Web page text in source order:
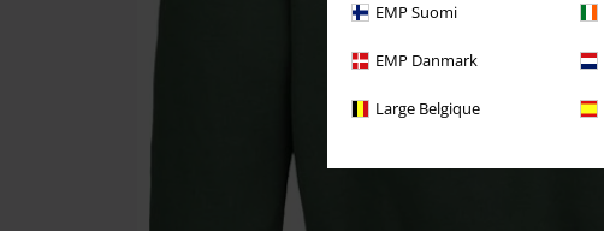
EMP Suomi
EMP Danmark
Large Belgique